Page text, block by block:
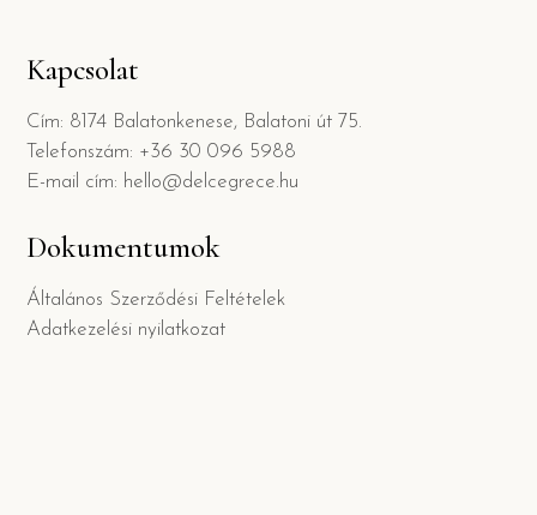
Kapcsolat
Cím: 8174 Balatonkenese, Balatoni út 75.
Telefonszám: +36 30 096 5988
E-mail cím: hello@delcegrece.hu
Dokumentumok
Általános Szerződési Feltételek
Adatkezelési nyilatkozat